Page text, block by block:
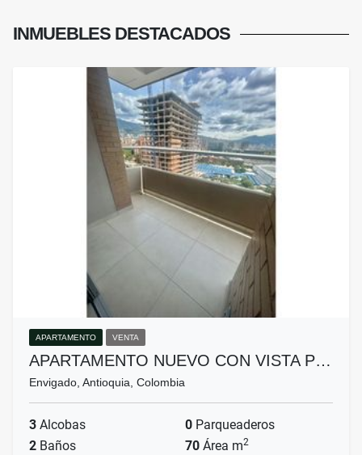
INMUEBLES DESTACADOS
APARTAMENTO VENTA
APARTAMENTO NUEVO CON VISTA P…
Envigado, Antioquia, Colombia
3 Alcobas 0 Parqueaderos
2 Baños 70 Área m2